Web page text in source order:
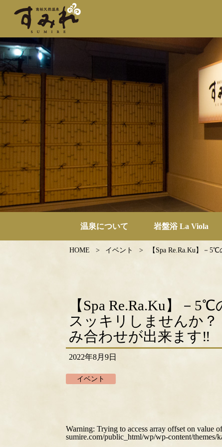
温泉について 岩盤浴 La Viola
HOME イベント 【Spa Re.Ra.Ku】－
【Spa Re.Ra.Ku】－
スッキリしませんか
み合わせが出来ます‼
2022年8月9日
イベント
Warning: Trying to access array offset on value
sumire.com/public_html/wp/wp-content/themes/